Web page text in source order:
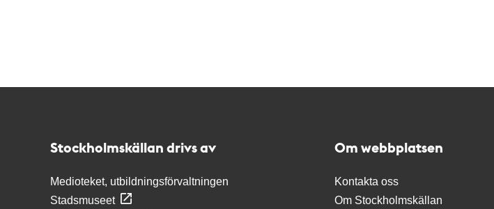
Stockholmskällan drivs av
Medioteket, utbildningsförvaltningen
Stadsmuseet
Om webbplatsen
Kontakta oss
Om Stockholmskällan